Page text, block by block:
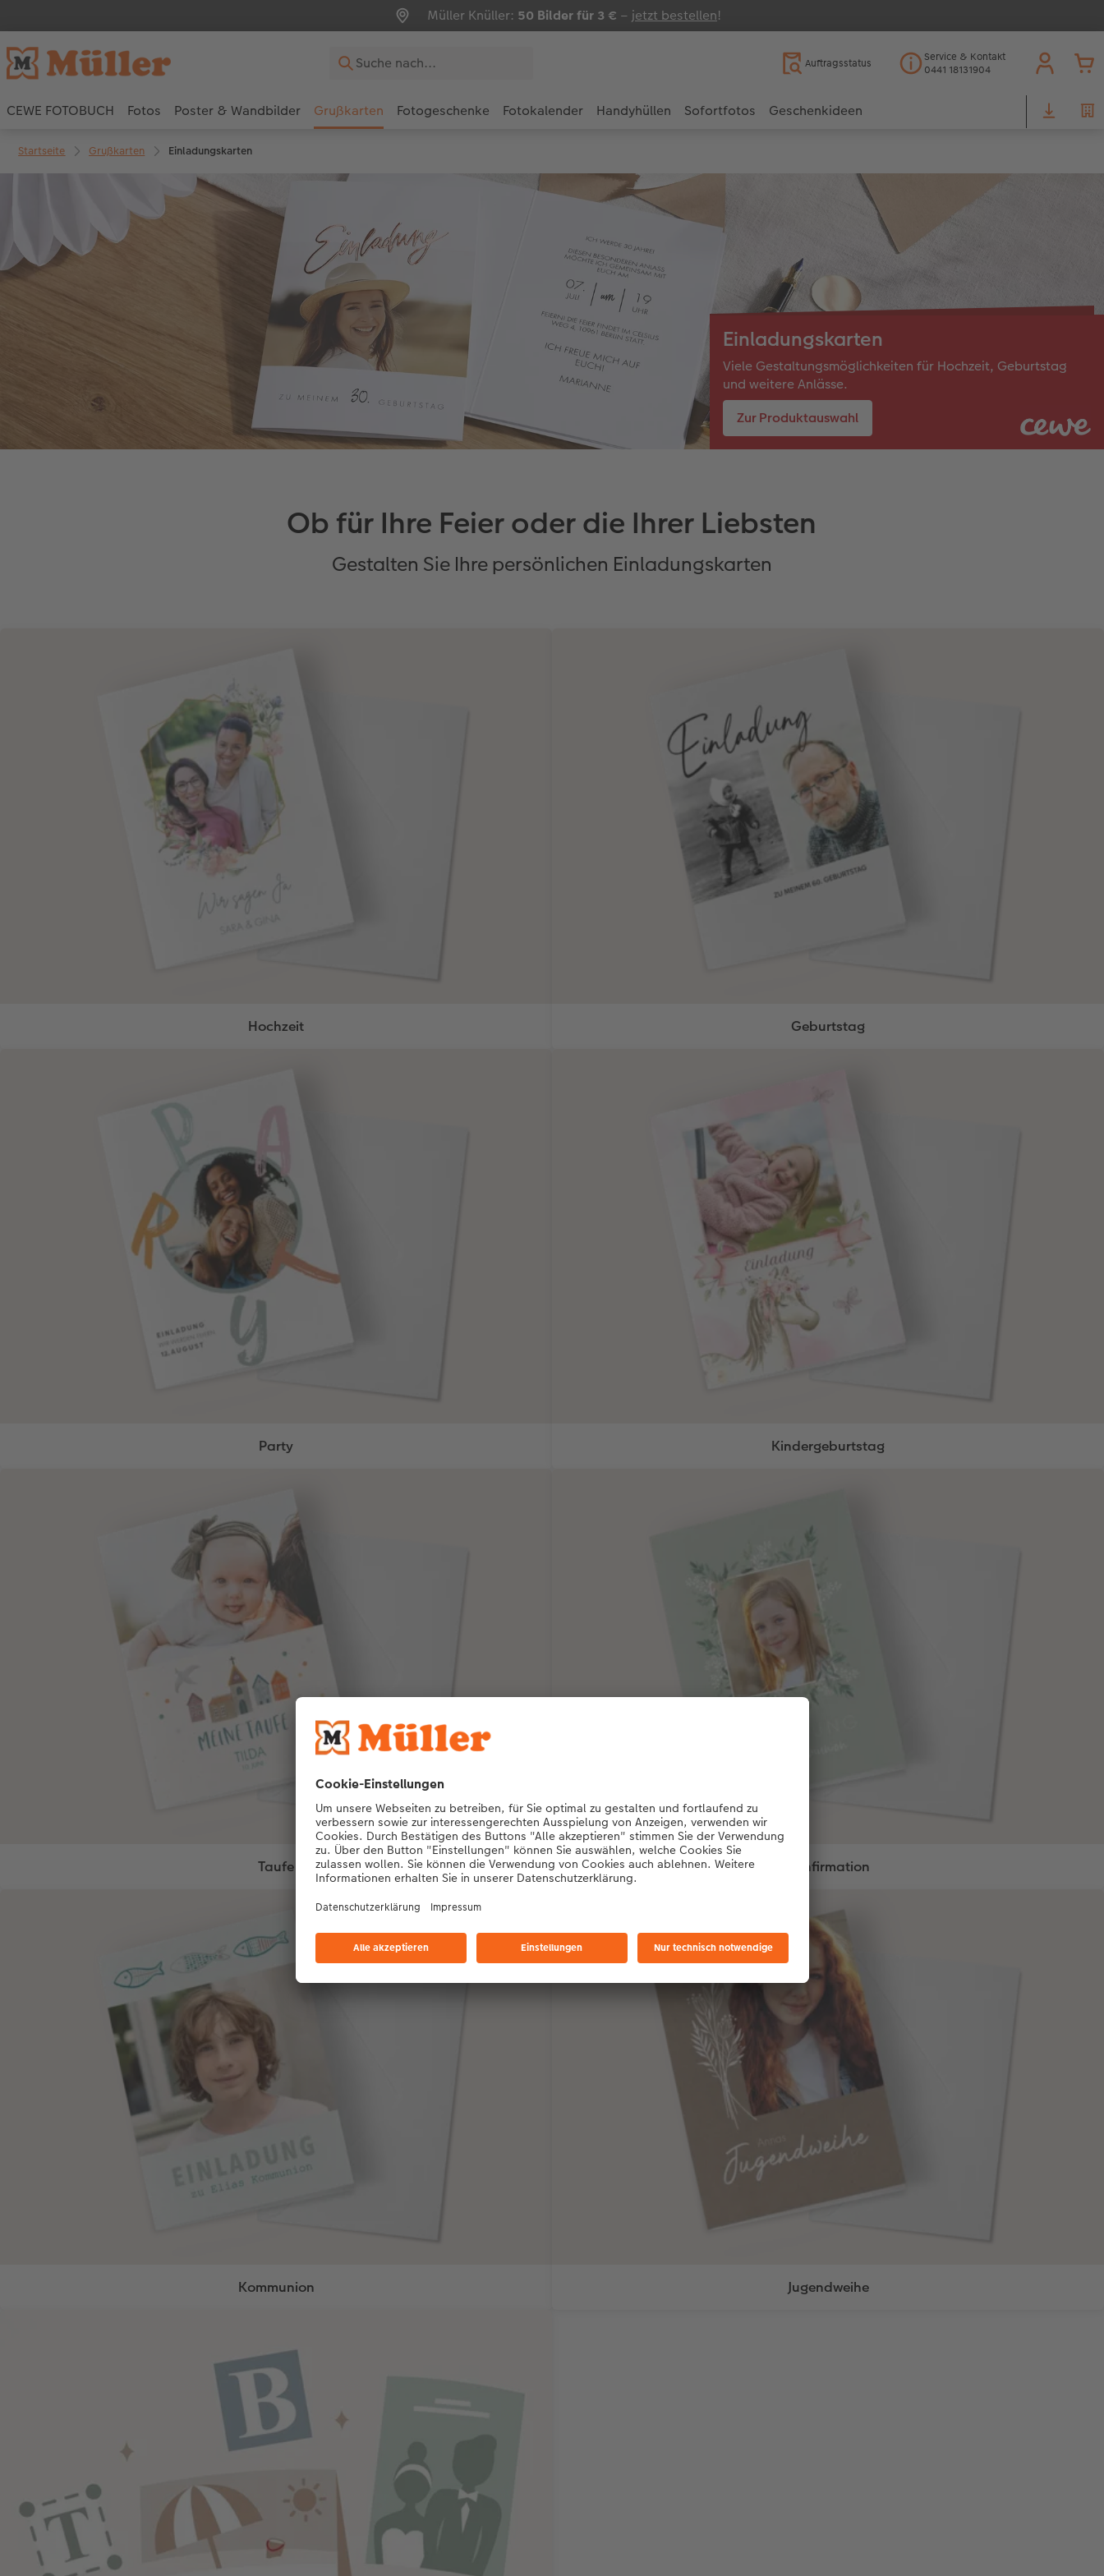
Müller Knüller: 50 Bilder für 3 € – jetzt bestellen!
Auftragsstatus
Service & Kontakt
0441 18131904
CEWE FOTOBUCH Fotos Poster & Wandbilder Grußkarten Fotogeschenke Fotokalender Handyhüllen Sofortfotos Geschenkideen
Startseite Grußkarten Einladungskarten
Einladungskarten
Viele Gestaltungsmöglichkeiten für Hochzeit, Geburtstag
und weitere Anlässe.
Zur Produktauswahl
Ob für Ihre Feier oder die Ihrer Liebsten
Gestalten Sie Ihre persönlichen Einladungskarten
Hochzeit Geburtstag
Party Kindergeburtstag
Taufe Konfirmation
Kommunion Jugendweihe